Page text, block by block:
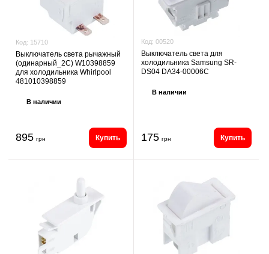
Код: 15710
Выключатель света рычажный
(одинарный_2C) W10398859
для холодильника Whirlpool
481010398859
В наличии
895 грн Купить
Код: 00520
Выключатель света для
холодильника Samsung SR-
DS04 DA34-00006C
В наличии
175 грн Купить